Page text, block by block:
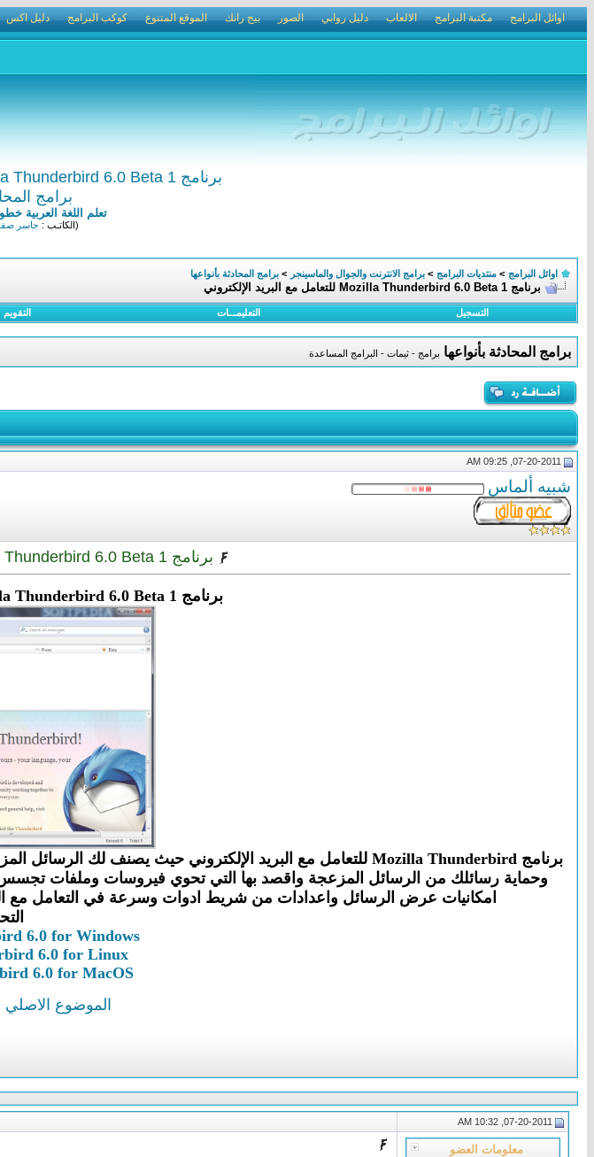
اوائل البرامج مكتبة البرامج الالعاب دليل روابي الصور بيج رانك الموقع المتنوع كوكب البرامج دليل اكس
برنامج Mozilla Thunderbird 6.0 Beta 1 للتعامل مع البريد الإلكتروني
برامج
تعلم اللغة العربية
(الكاتـب : جاسر
اوائل البرامج > منتديات البرامج > برامج الانترنت والجوال والماسينجر > برامج المحادثة بأنواعها
برنامج Mozilla Thunderbird 6.0 Beta 1 للتعامل مع البريد الإلكتروني
التسجيل التعليمـــات التقويم
برامج المحادثة بأنواعها برامج - ثيمات - البرامج المساعدة
شبيه ألماس
برنامج Mozilla Thunderbird 6.0 Beta 1 للتعامل مع البريد الإلكتروني
برنامج Mozilla Thunderbird 6.0 Beta 1 للتعامل مع البريد الإلكتروني
امكانيات عرض الرسائل واعدادات من شريط ادوات وسرعة في التعامل مع
6.0 for Windows
6.0 for Linux
6.0 for MacOS
الموضوع الاصلي
معلومات العضو